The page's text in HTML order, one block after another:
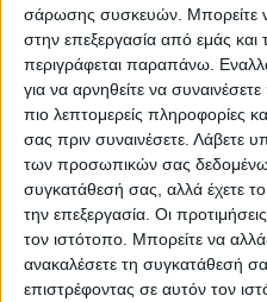
σάρωσης συσκευών. Μπορείτε
στην επεξεργασία από εμάς
περιγράφεται παραπάνω.
για να αρνηθείτε να
πιο λεπτομερείς πληροφορίες
σας πριν συναινέσετε. Λάβετε
των προσωπικών σας δεδομένων
συγκατάθεσή σας, αλλά έχετε
την επεξεργασία. Οι
τον ιστότοπο. Μπορείτε να
ανακαλέσετε τη συγκατάθεσή
επιστρέφοντας σε αυτόν τον